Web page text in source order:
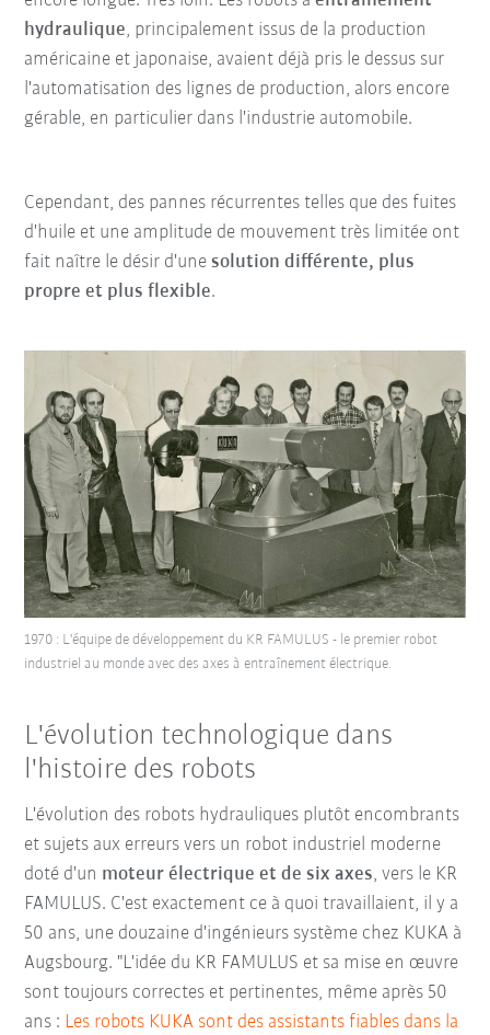
hydraulique, principalement issus de la production
américaine et japonaise, avaient déjà pris le dessus sur
l'automatisation des lignes de production, alors encore
gérable, en particulier dans l'industrie automobile.
Cependant, des pannes récurrentes telles que des fuites
d'huile et une amplitude de mouvement très limitée ont
fait naître le désir d'unesolution différente, plus
propre et plus flexible.
1970 : L'équipe de développement du KR FAMULUS - le premier robot
industriel au monde avec des axes à entraînement électrique.
L'évolution technologique dans
l'histoire des robots
L'évolution des robots hydrauliques plutôt encombrants
et sujets aux erreurs vers un robot industriel moderne
doté d'un moteur électrique et de six axes, vers le KR
FAMULUS. C'est exactement ce à quoi travaillaient, il y a
50 ans, une douzaine d'ingénieurs système chez KUKA à
Augsbourg. "L'idée du KR FAMULUS et sa mise en œuvre
sont toujours correctes et pertinentes, même après 50
ans : Les robots KUKA sont des assistants fiables dans la